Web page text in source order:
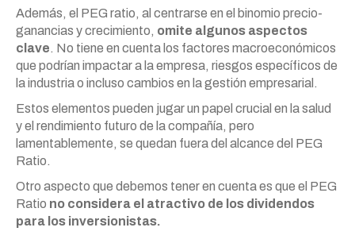
Además, el PEG ratio, al centrarse en el binomio precio-
ganancias y crecimiento, omite algunos aspectos
clave. No tiene en cuenta los factores macroeconómicos
que podrían impactar a la empresa, riesgos específicos de
la industria o incluso cambios en la gestión empresarial.
Estos elementos pueden jugar un papel crucial en la salud
y el rendimiento futuro de la compañía, pero
lamentablemente, se quedan fuera del alcance del PEG
Ratio.
Otro aspecto que debemos tener en cuenta es que el PEG
Ratio no considera el atractivo de los dividendos
para los inversionistas.